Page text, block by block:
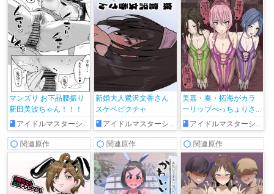
マンズリ お下品腰振り
新田美波ちゃん！！！
アイドルマスターシンデレラガールズ
新婚大人鷺沢文香さん
スケベピクチャ
アイドルマスターシンデレラガールズ
美嘉・奏・拓海がカラ
ーリップべっちょりさ
ーびす♥
アイドルマスターシンデレラガールズ
関連原作 関連原作 関連原作